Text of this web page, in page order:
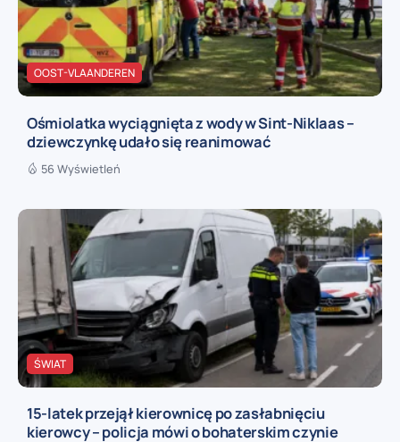
OOST-VLAANDEREN
Ośmiolatka wyciągnięta z wody w Sint-Niklaas –
dziewczynkę udało się reanimować
56 Wyświetleń
ŚWIAT
15-latek przejął kierownicę po zasłabnięciu
kierowcy – policja mówi o bohaterskim czynie